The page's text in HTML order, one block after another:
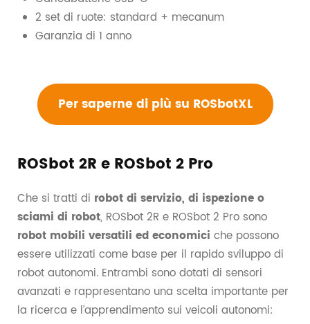
2 set di ruote: standard + mecanum
Garanzia di 1 anno
Per saperne di più su ROSbotXL
ROSbot 2R e ROSbot 2 Pro
Che si tratti di robot di servizio, di ispezione o
sciami di robot, ROSbot 2R e ROSbot 2 Pro sono
robot mobili versatili ed economici che possono
essere utilizzati come base per il rapido sviluppo di
robot autonomi. Entrambi sono dotati di sensori
avanzati e rappresentano una scelta importante per
la ricerca e l’apprendimento sui veicoli autonomi: